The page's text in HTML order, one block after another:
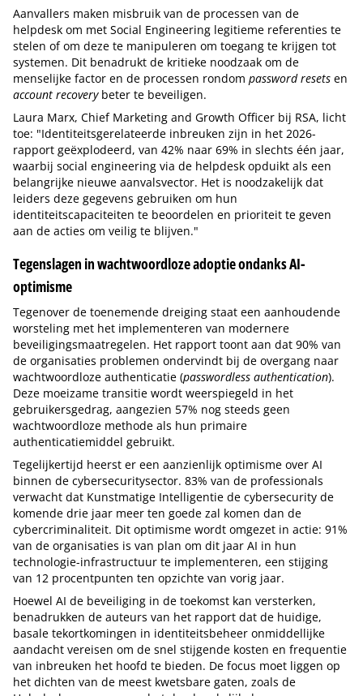
Aanvallers maken misbruik van de processen van de
helpdesk om met Social Engineering legitieme referenties te
stelen of om deze te manipuleren om toegang te krijgen tot
systemen. Dit benadrukt de kritieke noodzaak om de
menselijke factor en de processen rondom password resets en
account recoverybeter te beveiligen.
Laura Marx, Chief Marketing and Growth Officer bij RSA, licht
toe: "Identiteitsgerelateerde inbreuken zijn in het 2026-
rapport geëxplodeerd, van 42% naar 69% in slechts één jaar,
waarbij social engineering via de helpdesk opduikt als een
belangrijke nieuwe aanvalsvector. Het is noodzakelijk dat
leiders deze gegevens gebruiken om hun
identiteitscapaciteiten te beoordelen en prioriteit te geven
aan de acties om veilig te blijven."
Tegenslagen in wachtwoordloze adoptie ondanks AI-
optimisme
Tegenover de toenemende dreiging staat een aanhoudende
worsteling met het implementeren van modernere
beveiligingsmaatregelen. Het rapport toont aan dat 90% van
de organisaties problemen ondervindt bij de overgang naar
wachtwoordloze authenticatie (passwordless authentication).
Deze moeizame transitie wordt weerspiegeld in het
gebruikersgedrag, aangezien 57% nog steeds geen
wachtwoordloze methode als hun primaire
authenticatiemiddel gebruikt.
Tegelijkertijd heerst er een aanzienlijk optimisme over AI
binnen de cybersecuritysector. 83% van de professionals
verwacht dat Kunstmatige Intelligentie de cybersecurity de
komende drie jaar meer ten goede zal komen dan de
cybercriminaliteit. Dit optimisme wordt omgezet in actie: 91%
van de organisaties is van plan om dit jaar AI in hun
technologie-infrastructuur te implementeren, een stijging
van 12 procentpunten ten opzichte van vorig jaar.
Hoewel AI de beveiliging in de toekomst kan versterken,
benadrukken de auteurs van het rapport dat de huidige,
basale tekortkomingen in identiteitsbeheer onmiddellijke
aandacht vereisen om de snel stijgende kosten en frequentie
van inbreuken het hoofd te bieden. De focus moet liggen op
het dichten van de meest kwetsbare gaten, zoals de